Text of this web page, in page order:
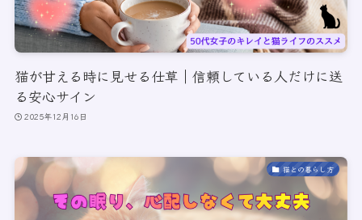
猫が甘える時に見せる仕草｜信頼している人だけに送
る安心サイン
2025年12月16日
猫との暮らし方